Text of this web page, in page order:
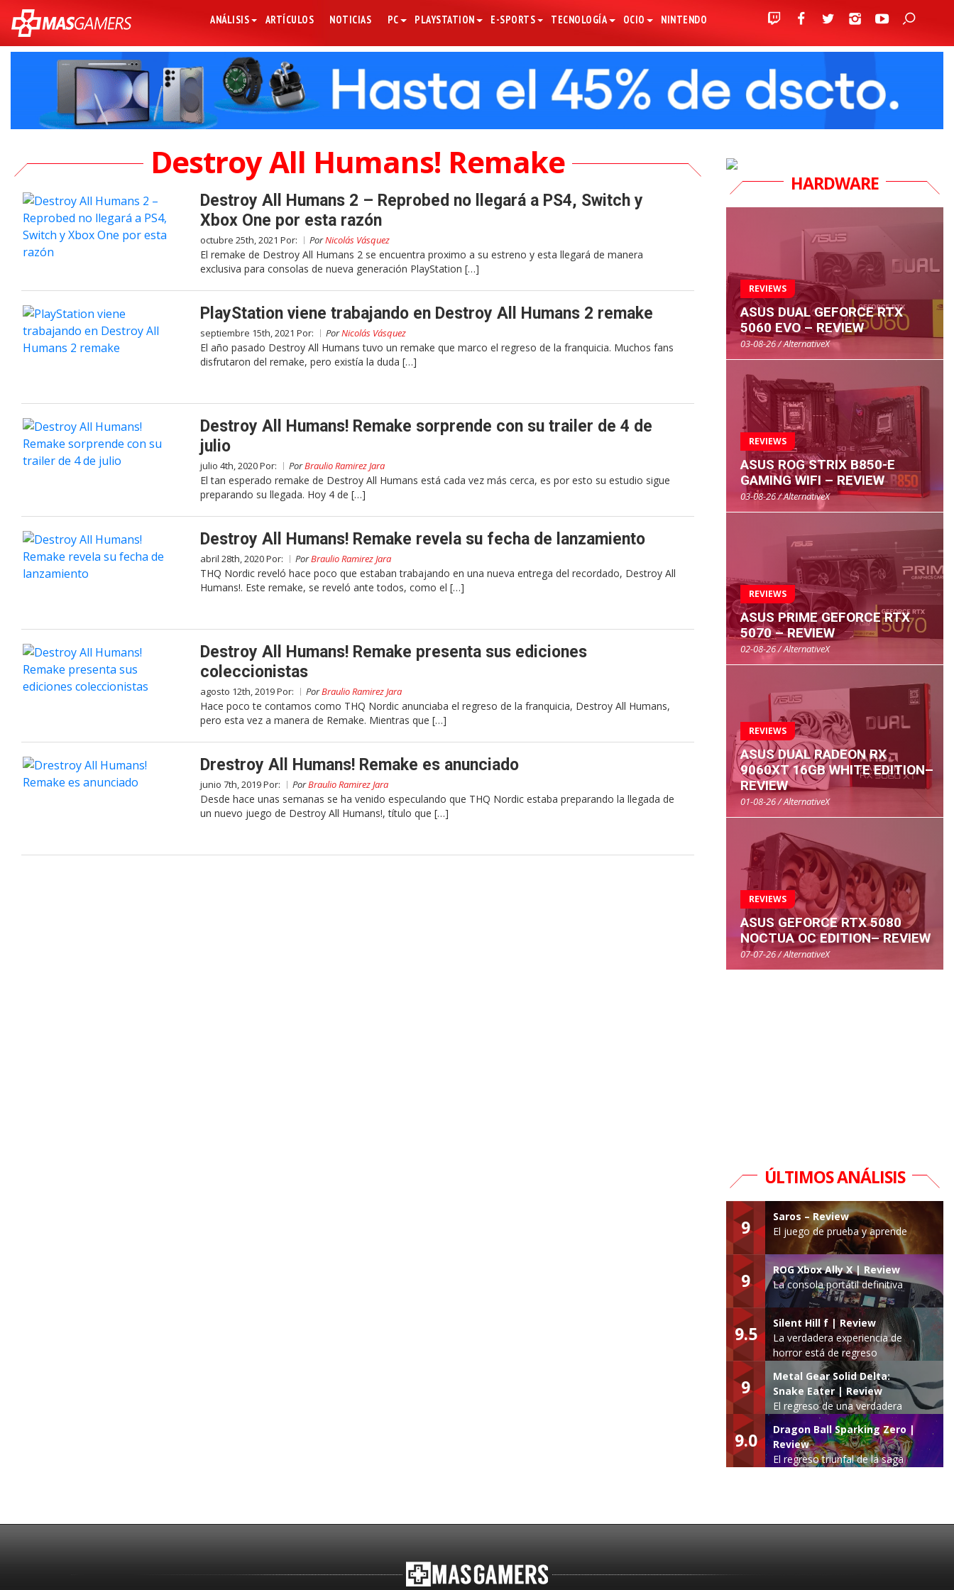
ANÁLISIS ARTÍCULOS NOTICIAS PC PLAYSTATION E-SPORTS TECNOLOGÍA OCIO NINTENDO
Destroy All Humans! Remake
Destroy All Humans 2 – Reprobed no llegará a PS4, Switch y
Xbox One por esta razón
octubre 25th, 2021 Por: PorNicolás Vásquez
El remake de Destroy All Humans 2 se encuentra proximo a su estreno y esta llegará de manera
exclusiva para consolas de nueva generación PlayStation […]
PlayStation viene trabajando en Destroy All Humans 2 remake
septiembre 15th, 2021 Por: PorNicolás Vásquez
El año pasado Destroy All Humans tuvo un remake que marco el regreso de la franquicia. Muchos fans
disfrutaron del remake, pero existía la duda […]
Destroy All Humans! Remake sorprende con su trailer de 4 de
julio
julio 4th, 2020 Por: PorBraulio Ramirez Jara
El tan esperado remake de Destroy All Humans está cada vez más cerca, es por esto su estudio sigue
preparando su llegada. Hoy 4 de […]
Destroy All Humans! Remake revela su fecha de lanzamiento
abril 28th, 2020 Por: PorBraulio Ramirez Jara
THQ Nordic reveló hace poco que estaban trabajando en una nueva entrega del recordado, Destroy All
Humans!. Este remake, se reveló ante todos, como el […]
Destroy All Humans! Remake presenta sus ediciones
coleccionistas
agosto 12th, 2019 Por: PorBraulio Ramirez Jara
Hace poco te contamos como THQ Nordic anunciaba el regreso de la franquicia, Destroy All Humans,
pero esta vez a manera de Remake. Mientras que […]
Drestroy All Humans! Remake es anunciado
junio 7th, 2019 Por: PorBraulio Ramirez Jara
Desde hace unas semanas se ha venido especulando que THQ Nordic estaba preparando la llegada de
un nuevo juego de Destroy All Humans!, título que […]
HARDWARE
REVIEWS
ASUS DUAL GEFORCE RTX
5060 EVO – REVIEW
03-08-26 / AlternativeX
REVIEWS
ASUS ROG STRIX B850-E
GAMING WIFI – REVIEW
03-08-26 / AlternativeX
REVIEWS
ASUS PRIME GEFORCE RTX
5070 – REVIEW
02-08-26 / AlternativeX
REVIEWS
ASUS DUAL RADEON RX
9060XT 16GB WHITE EDITION–
REVIEW
01-08-26 / AlternativeX
REVIEWS
ASUS GEFORCE RTX 5080
NOCTUA OC EDITION– REVIEW
07-07-26 / AlternativeX
ÚLTIMOS ANÁLISIS
9
Saros – Review
El juego de prueba y aprende
9
ROG Xbox Ally X | Review
La consola portátil definitiva
9.5
Silent Hill f | Review
La verdadera experiencia de
horror está de regreso
9
Metal Gear Solid Delta:
Snake Eater | Review
El regreso de una verdadera
leyenda
9.0
Dragon Ball Sparking Zero |
Review
El regreso triunfal de la saga